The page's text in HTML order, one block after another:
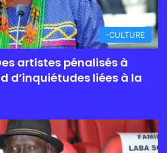
-CULTURE
artistes pénalisés à
d’inquiétudes liées à la